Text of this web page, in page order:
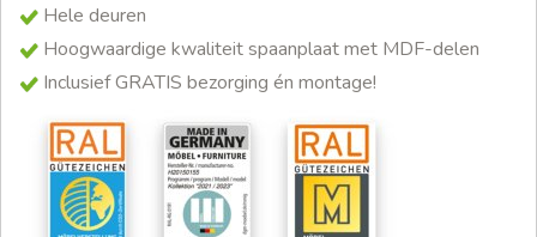
Hele deuren
Hoogwaardige kwaliteit spaanplaat met MDF-delen
Inclusief GRATIS bezorging én montage!